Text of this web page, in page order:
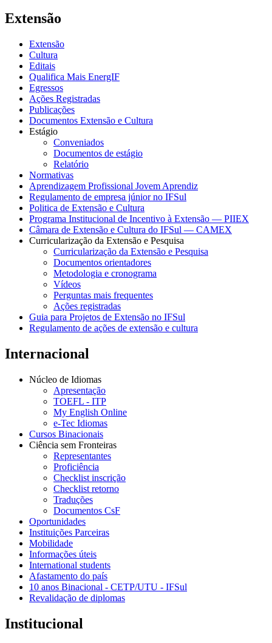
Extensão
Extensão
Cultura
Editais
Qualifica Mais EnergIF
Egressos
Ações Registradas
Publicações
Documentos Extensão e Cultura
Estágio
Conveniados
Documentos de estágio
Relatório
Normativas
Aprendizagem Profissional Jovem Aprendiz
Regulamento de empresa júnior no IFSul
Politica de Extensão e Cultura
Programa Institucional de Incentivo à Extensão — PIIEX
Câmara de Extensão e Cultura do IFSul — CAMEX
Curricularização da Extensão e Pesquisa
Curricularização da Extensão e Pesquisa
Documentos orientadores
Metodologia e cronograma
Vídeos
Perguntas mais frequentes
Ações registradas
Guia para Projetos de Extensão no IFSul
Regulamento de ações de extensão e cultura
Internacional
Núcleo de Idiomas
Apresentação
TOEFL - ITP
My English Online
e-Tec Idiomas
Cursos Binacionais
Ciência sem Fronteiras
Representantes
Proficiência
Checklist inscrição
Checklist retorno
Traduções
Documentos CsF
Oportunidades
Instituições Parceiras
Mobilidade
Informações úteis
International students
Afastamento do país
10 anos Binacional - CETP/UTU - IFSul
Revalidação de diplomas
Institucional